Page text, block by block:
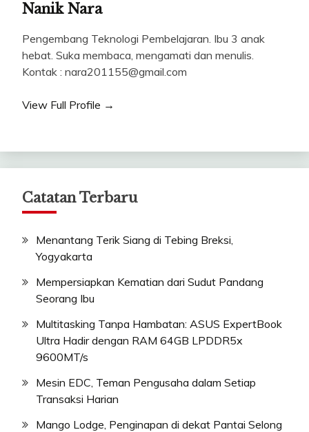
Nanik Nara
Pengembang Teknologi Pembelajaran. Ibu 3 anak
hebat. Suka membaca, mengamati dan menulis.
Kontak : nara201155@gmail.com
View Full Profile →
Catatan Terbaru
Menantang Terik Siang di Tebing Breksi,
Yogyakarta
Mempersiapkan Kematian dari Sudut Pandang
Seorang Ibu
Multitasking Tanpa Hambatan: ASUS ExpertBook
Ultra Hadir dengan RAM 64GB LPDDR5x
9600MT/s
Mesin EDC, Teman Pengusaha dalam Setiap
Transaksi Harian
Mango Lodge, Penginapan di dekat Pantai Selong